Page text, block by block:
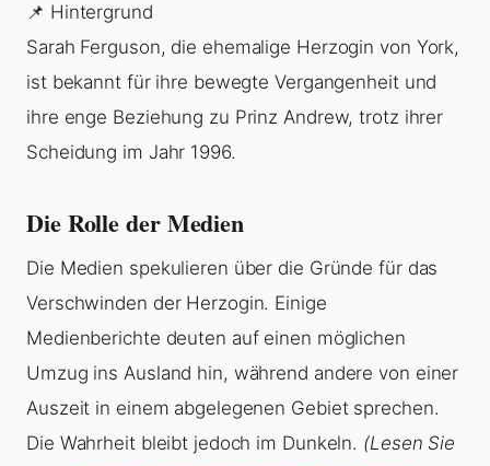
📌 Hintergrund
Sarah Ferguson, die ehemalige Herzogin von York,
ist bekannt für ihre bewegte Vergangenheit und
ihre enge Beziehung zu Prinz Andrew, trotz ihrer
Scheidung im Jahr 1996.
Die Rolle der Medien
Die Medien spekulieren über die Gründe für das
Verschwinden der Herzogin. Einige
Medienberichte deuten auf einen möglichen
Umzug ins Ausland hin, während andere von einer
Auszeit in einem abgelegenen Gebiet sprechen.
Die Wahrheit bleibt jedoch im Dunkeln. (Lesen Sie